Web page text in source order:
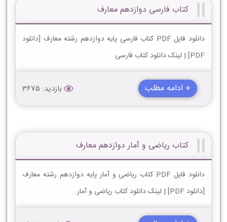
کتاب فارسی دوازدهم معارف
دانلود فایل PDF کتاب فارسی پایه دوازدهم رشته معارف [دانلود
PDF] | لینک دانلود کتاب فارسی
+ ادامه مطلب بازدید: 3675
کتاب ریاضی و آمار دوازدهم معارف
دانلود فایل PDF کتاب ریاضی و آمار پایه دوازدهم رشته معارف
[دانلود PDF] | لینک دانلود کتاب ریاضی و آمار